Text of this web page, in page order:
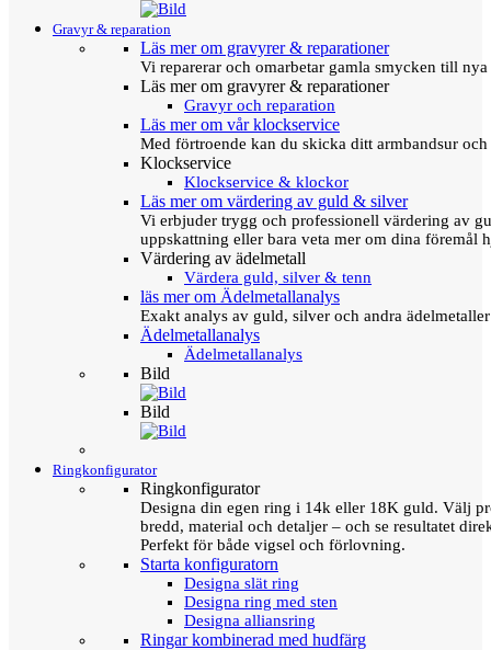
Gravyr & reparation
Läs mer om gravyrer & reparationer
Vi reparerar och omarbetar gamla smycken till
Läs mer om gravyrer & reparationer
Gravyr och reparation
Läs mer om vår klockservice
Med förtroende kan du skicka ditt armbandsur
Klockservice
Klockservice & klockor
Läs mer om värdering av guld & silver
Vi erbjuder trygg och professionell värdering av
uppskattning eller bara veta mer om dina föremål
Värdering av ädelmetall
Värdera guld, silver & tenn
läs mer om Ädelmetallanalys
Exakt analys av guld, silver och andra
Ädelmetallanalys
Ädelmetallanalys
Bild
Bild
Ringkonfigurator
Ringkonfigurator
Designa din egen ring i 14k eller 18K guld. Välj
bredd, material och detaljer – och se resultatet
Perfekt för både vigsel och förlovning.
Starta konfiguratorn
Designa slät ring
Designa ring med sten
Designa alliansring
Ringar kombinerad med hudfärg